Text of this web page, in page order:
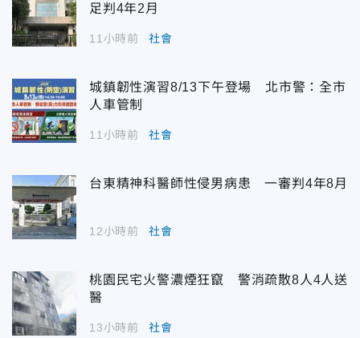
足判4年2月
11小時前 社會
城鎮韌性演習8/13下午登場 北市警：全市
人車管制
11小時前 社會
台東精神科醫師性侵男病患 一審判4年8月
12小時前 社會
桃園民宅火警濃煙狂竄 警消疏散8人4人送
醫
13小時前 社會